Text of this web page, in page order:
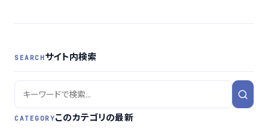
SEARCHサイト内検索
CATEGORYこのカテゴリの最新